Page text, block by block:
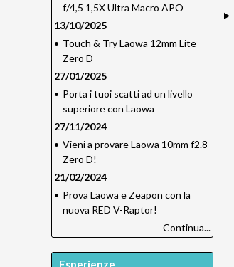
f/4,5 1,5X Ultra Macro APO
13/10/2025
• Touch & Try Laowa 12mm Lite
Zero D
27/01/2025
• Porta i tuoi scatti ad un livello
superiore con Laowa
27/11/2024
• Vieni a provare Laowa 10mm f2.8
Zero D!
21/02/2024
• Prova Laowa e Zeapon con la
nuova RED V-Raptor!
Continua...
Esperienze